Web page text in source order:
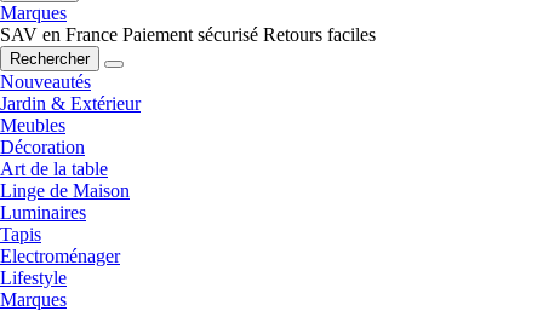
Marques
SAV en France Paiement sécurisé Retours faciles
Rechercher
Nouveautés
Jardin & Extérieur
Meubles
Décoration
Art de la table
Linge de Maison
Luminaires
Tapis
Electroménager
Lifestyle
Marques